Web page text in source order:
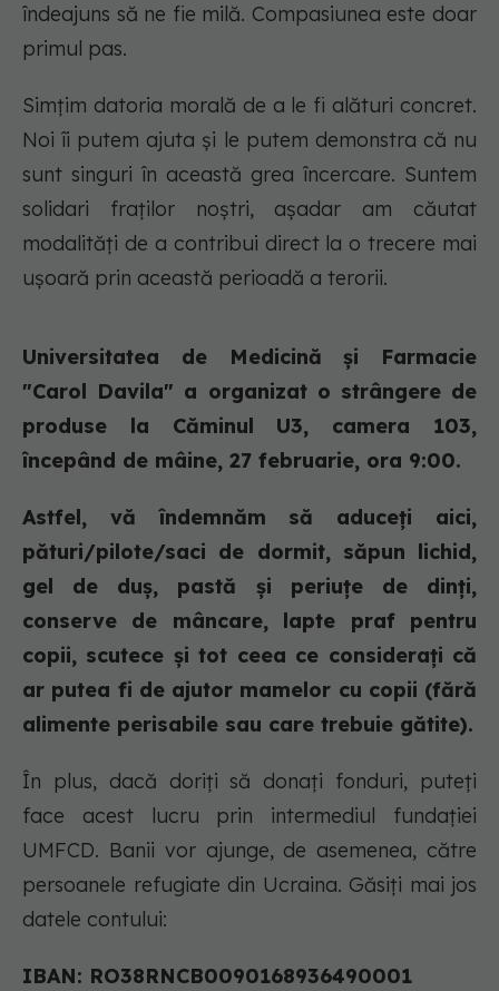
îndeajuns să ne fie milă. Compasiunea este doar
primul pas.
Simțim datoria morală de a le fi alături concret.
Noi îi putem ajuta și le putem demonstra că nu
sunt singuri în această grea încercare. Suntem
solidari fraților noștri, așadar am căutat
modalități de a contribui direct la o trecere mai
ușoară prin această perioadă a terorii.
Universitatea de Medicină și Farmacie
"Carol Davila" a organizat o strângere de
produse la Căminul U3, camera 103,
începând de mâine, 27 februarie, ora 9:00.
Astfel, vă îndemnăm să aduceți aici,
pături/pilote/saci de dormit, săpun lichid,
gel de duș, pastă și periuțe de dinți,
conserve de mâncare, lapte praf pentru
copii, scutece și tot ceea ce considerați că
ar putea fi de ajutor mamelor cu copii (fără
alimente perisabile sau care trebuie gătite).
În plus, dacă doriți să donați fonduri, puteți
face acest lucru prin intermediul fundației
UMFCD. Banii vor ajunge, de asemenea, către
persoanele refugiate din Ucraina. Găsiți mai jos
datele contului:
IBAN: RO38RNCB0090168936490001